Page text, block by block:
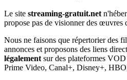
Le site streaming-gratuit.net
propose pas de visionner des œuvres
Nous ne faisons que répertorier des
annonces et proposons des liens
légalement sur des plateformes
Prime Video, Canal+, Disney+,